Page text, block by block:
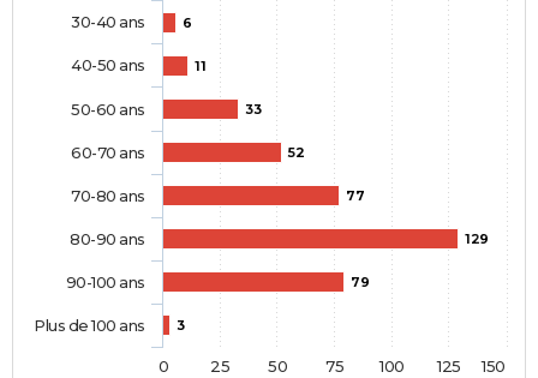
6
11
33
52
77
129
79
3
30-40 ans
40-50 ans
50-60 ans
60-70 ans
70-80 ans
80-90 ans
90-100 ans
Plus de 100 ans
0 25 50 75 100 125 150